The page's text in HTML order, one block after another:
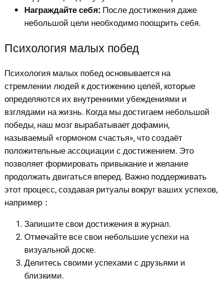
Награждайте себя: После достижения даже
небольшой цели необходимо поощрить себя.
Психология малых побед
Психология малых побед основывается на
стремлении людей к достижению целей, которые
определяются их внутренними убеждениями и
взглядами на жизнь. Когда мы достигаем небольшой
победы, наш мозг вырабатывает дофамин,
называемый «гормоном счастья», что создаёт
положительные ассоциации с достижением. Это
позволяет формировать привыкание и желание
продолжать двигаться вперед. Важно поддерживать
этот процесс, создавая ритуалы вокруг ваших успехов,
например：
Запишите свои достижения в журнал.
Отмечайте все свои небольшие успехи на
визуальной доске.
Делитесь своими успехами с друзьями и
близкими.